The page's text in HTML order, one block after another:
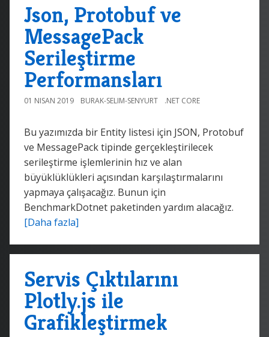
Json, Protobuf ve
MessagePack
Serileştirme
Performansları
01 NISAN 2019 BURAK-SELIM-SENYURT .NET CORE
Bu yazımızda bir Entity listesi için JSON, Protobuf
ve MessagePack tipinde gerçekleştirilecek
serileştirme işlemlerinin hız ve alan
büyüklüklükleri açısından karşılaştırmalarını
yapmaya çalışacağız. Bunun için
BenchmarkDotnet paketinden yardım alacağız.
[Daha fazla]
Servis Çıktılarını
Plotly.js ile
Grafikleştirmek